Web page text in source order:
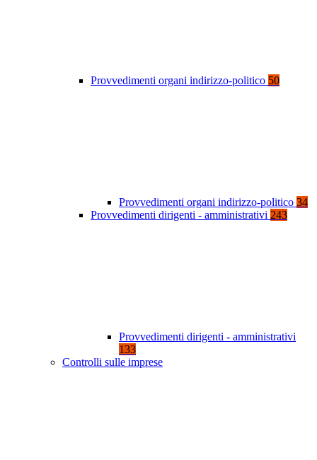
Provvedimenti organi indirizzo-politico 50
Provvedimenti organi indirizzo-politico 34
Provvedimenti dirigenti - amministrativi 243
Provvedimenti dirigenti - amministrativi
133
Controlli sulle imprese